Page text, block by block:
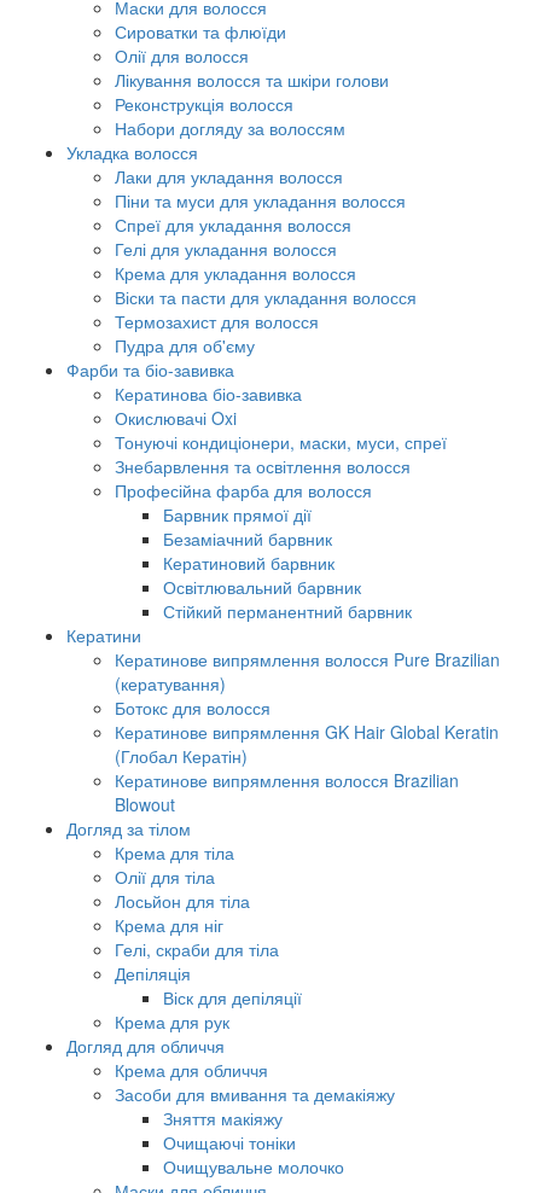
Маски для волосся
Сироватки та флюїди
Олії для волосся
Лікування волосся та шкіри голови
Реконструкція волосся
Набори догляду за волоссям
Укладка волосся
Лаки для укладання волосся
Піни та муси для укладання волосся
Спреї для укладання волосся
Гелі для укладання волосся
Крема для укладання волосся
Віски та пасти для укладання волосся
Термозахист для волосся
Пудра для об'єму
Фарби та біо-завивка
Кератинова біо-завивка
Окислювачі Oxi
Тонуючі кондиціонери, маски, муси, спреї
Знебарвлення та освітлення волосся
Професійна фарба для волосся
Барвник прямої дії
Безаміачний барвник
Кератиновий барвник
Освітлювальний барвник
Стійкий перманентний барвник
Кератини
Кератинове випрямлення волосся Pure Brazilian
(кератування)
Ботокс для волосся
Кератинове випрямлення GK Hair Global Keratin
(Глобал Кератін)
Кератинове випрямлення волосся Brazilian
Blowout
Догляд за тілом
Крема для тіла
Олії для тіла
Лосьйон для тіла
Крема для ніг
Гелі, скраби для тіла
Депіляція
Віск для депіляції
Крема для рук
Догляд для обличчя
Крема для обличчя
Засоби для вмивання та демакіяжу
Зняття макіяжу
Очищаючі тоніки
Очищувальне молочко